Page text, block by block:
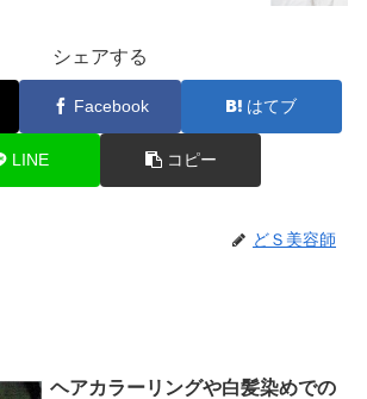
シェアする
Facebook はてブ
LINE コピー
どＳ美容師
ヘアカラーリングや白髪染めでの